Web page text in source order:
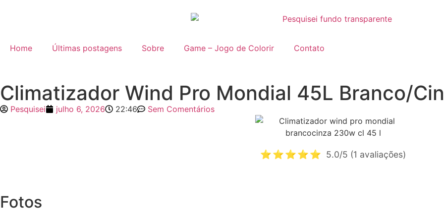
Home Últimas postagens Sobre Game – Jogo de Colorir Contato
Climatizador Wind Pro Mondial 45L Branco/
Pesquisei julho 6, 2026 22:46 Sem Comentários
⭐⭐⭐⭐⭐ 5.0/5 (1 avaliações)
Fotos